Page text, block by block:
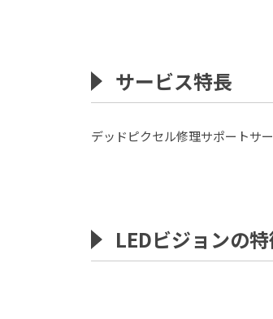
サービス特長
デッドピクセル修理サポートサ
LEDビジョンの